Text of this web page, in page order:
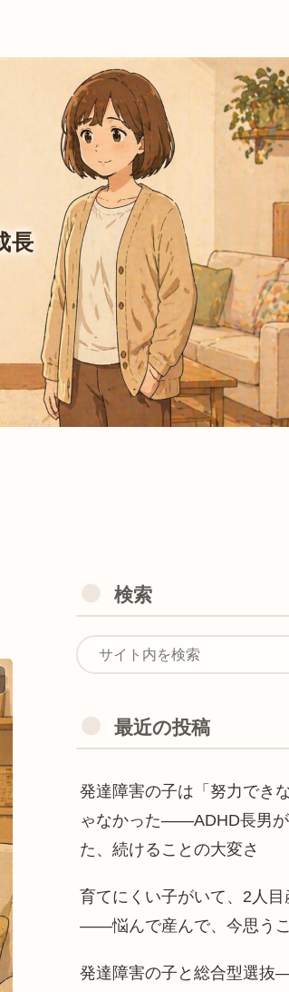
検索
最近の投稿
発達障害の子は「努力でき
ゃなかった——ADHD長男
た、続けることの大変さ
育てにくい子がいて、2人目
——悩んで産んで、今思う
発達障害の子と総合型選